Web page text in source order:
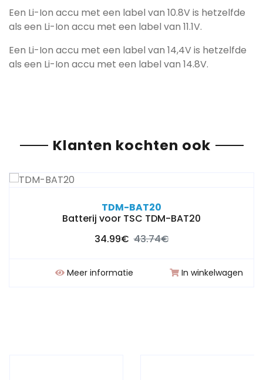
Een Li-Ion accu met een label van 10.8V is hetzelfde
als een Li-Ion accu met een label van 11.1V.
Een Li-Ion accu met een label van 14,4V is hetzelfde
als een Li-Ion accu met een label van 14.8V.
Klanten kochten ook
TDM-BAT20
Batterij voor TSC TDM-BAT20
34.99€ 43.74€
Meer informatie In winkelwagen